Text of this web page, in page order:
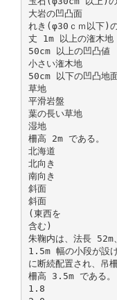
大岩の凹凸面
れき(φ30ｃｍ以下)
丈 1m 以上の潅木地
50cm 以上の凹凸値
小さい潅木地
50cm 以下の凹凸地
草地
平滑岩盤
葉の長い草地
湿地
柵高 2m である。
北海道
北向き
南向き
斜面
斜面
(東西を
含む)
朱鞠内は、法長
1.5m 幅の小段が設
に断続配置され、吊
柵高 3.5m である。
1.8